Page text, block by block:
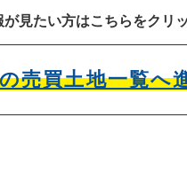
見たい方はこちらをクリ
売買土地一覧へ